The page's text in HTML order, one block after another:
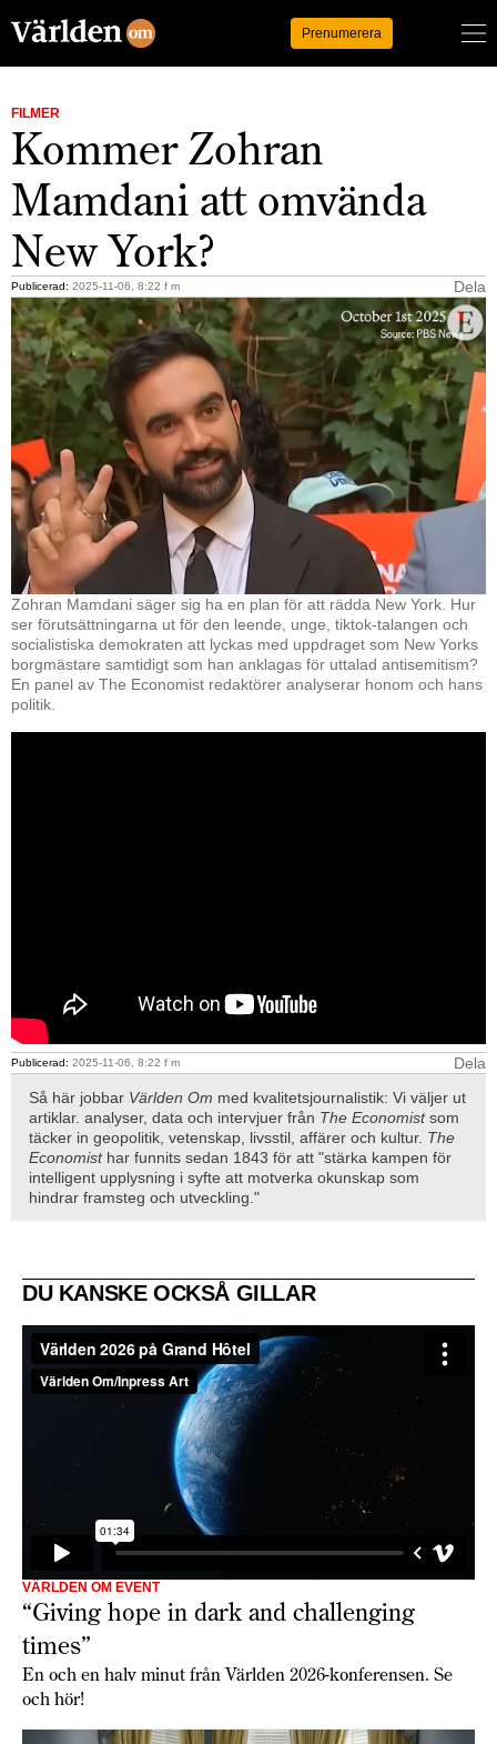
Prenumerera
FILMER
Kommer Zohran
Mamdani att omvända
New York?
Publicerad: 2025-11-06, 8:22 f m Dela
Zohran Mamdani säger sig ha en plan för att rädda New York. Hur
ser förutsättningarna ut för den leende, unge, tiktok-talangen och
socialistiska demokraten att lyckas med uppdraget som New Yorks
borgmästare samtidigt som han anklagas för uttalad antisemitism?
En panel av The Economist redaktörer analyserar honom och hans
politik.
Publicerad: 2025-11-06, 8:22 f m
Dela
Så här jobbar Världen Om med kvalitetsjournalistik: Vi väljer ut
artiklar. analyser, data och intervjuer från The Economistsom
täcker in geopolitik, vetenskap, livsstil, affärer och kultur. The
Economisthar funnits sedan 1843 för att "stärka kampen för
intelligent upplysning i syfte att motverka okunskap som
hindrar framsteg och utveckling."
DU KANSKE OCKSÅ GILLAR
VÄRLDEN OM EVENT
“Giving hope in dark and challenging
times”
En och en halv minut från Världen 2026-konferensen. Se
och hör!